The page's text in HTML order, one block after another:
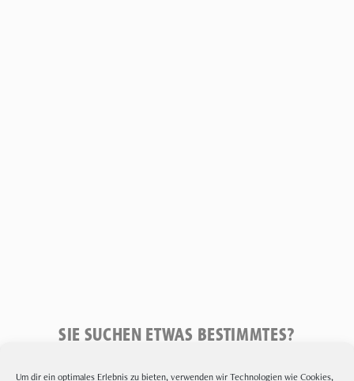
Um dir ein optimales Erlebnis zu bieten, verwenden wir Technologien wie Cookies,
SIE SUCHEN ETWAS BESTIMMTES?